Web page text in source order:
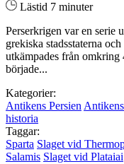
Lästid 7 minuter
Perserkrigen var en serie
grekiska stadsstaterna
utkämpades från
började...
Kategorier:
Antikens Persien
historia
Taggar:
Sparta Slaget vid
Salamis Slaget vid Plataiai